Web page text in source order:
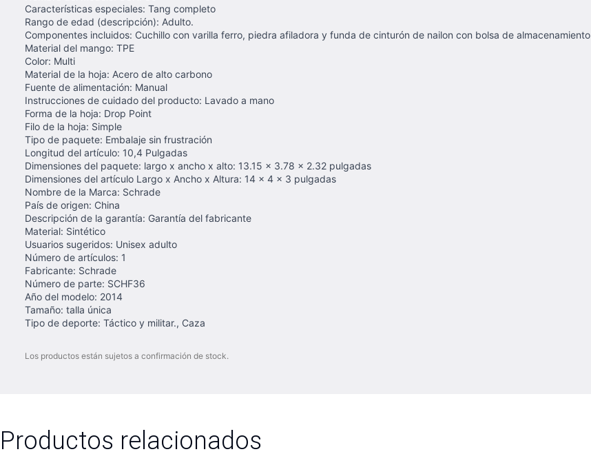
Características especiales: ‎Tang completo
Rango de edad (descripción): ‎Adulto.
Componentes incluidos: ‎Cuchillo con varilla ferro, piedra afiladora y funda de cinturón de nailon con bolsa de almacenamiento
Material del mango: ‎TPE
Color: ‎Multi
Material de la hoja: ‎Acero de alto carbono
Fuente de alimentación: ‎Manual
Instrucciones de cuidado del producto: ‎Lavado a mano
Forma de la hoja: ‎Drop Point
Filo de la hoja: ‎Simple
Tipo de paquete: ‎Embalaje sin frustración
Longitud del artículo: ‎10,4 Pulgadas
Dimensiones del paquete: largo x ancho x alto: ‎13.15 x 3.78 x 2.32 pulgadas
Dimensiones del artículo Largo x Ancho x Altura: ‎14 x 4 x 3 pulgadas
Nombre de la Marca: ‎Schrade
País de origen: ‎China
Descripción de la garantía: ‎Garantía del fabricante
Material: ‎Sintético
Usuarios sugeridos: ‎Unisex adulto
Número de artículos: ‎1
Fabricante: ‎Schrade
Número de parte: ‎SCHF36
Año del modelo: ‎2014
Tamaño: ‎talla única
Tipo de deporte: ‎Táctico y militar., Caza
Los productos están sujetos a confirmación de stock.
Productos relacionados